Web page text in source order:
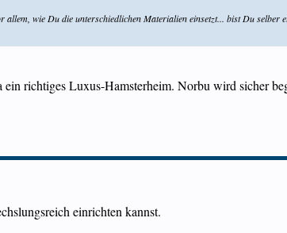
wie Du die unterschiedlichen Materialien einsetzt... bist Du selber
richtiges Luxus-Hamsterheim. Norbu wird sicher
einrichten kannst.